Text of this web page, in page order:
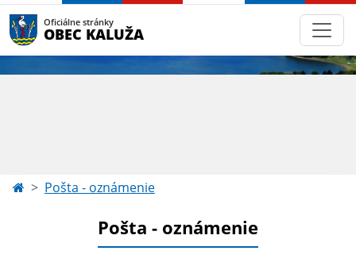
Oficiálne stránky
OBEC KALUŽA
Pošta - oznámenie
Pošta - oznámenie